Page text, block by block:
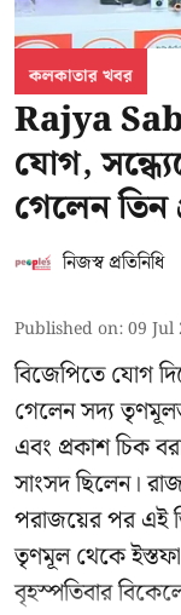
কলকাতার খবর
Rajya
যোগ,
গেলেন তিন
নিজস্ব প্রতিনিধি
Published on:09 Jul
বিজেপিতে যোগ
গেলেন সদ্য
এবং প্রকাশ চিক
সাংসদ ছিলেন।
পরাজয়ের পর এই
তৃণমূল থেকে
বৃহস্পতিবার